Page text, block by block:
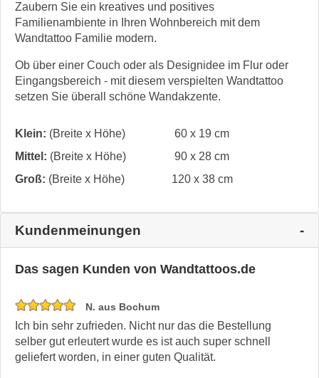
Zaubern Sie ein kreatives und positives
Familienambiente in Ihren Wohnbereich mit dem
Wandtattoo Familie modern.
Ob über einer Couch oder als Designidee im Flur oder
Eingangsbereich - mit diesem verspielten Wandtattoo
setzen Sie überall schöne Wandakzente.
Klein: (Breite x Höhe)
60 x 19 cm
Mittel: (Breite x Höhe)
90 x 28 cm
Groß: (Breite x Höhe) 120 x 38 cm
Kundenmeinungen
Das sagen Kunden von Wandtattoos.de
N. aus Bochum
Ich bin sehr zufrieden. Nicht nur das die Bestellung
selber gut erleutert wurde es ist auch super schnell
geliefert worden, in einer guten Qualität.